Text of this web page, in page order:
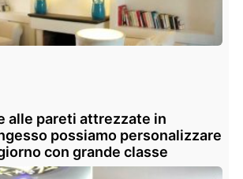
alle pareti attrezzate in
possiamo personalizzare
con grande classe